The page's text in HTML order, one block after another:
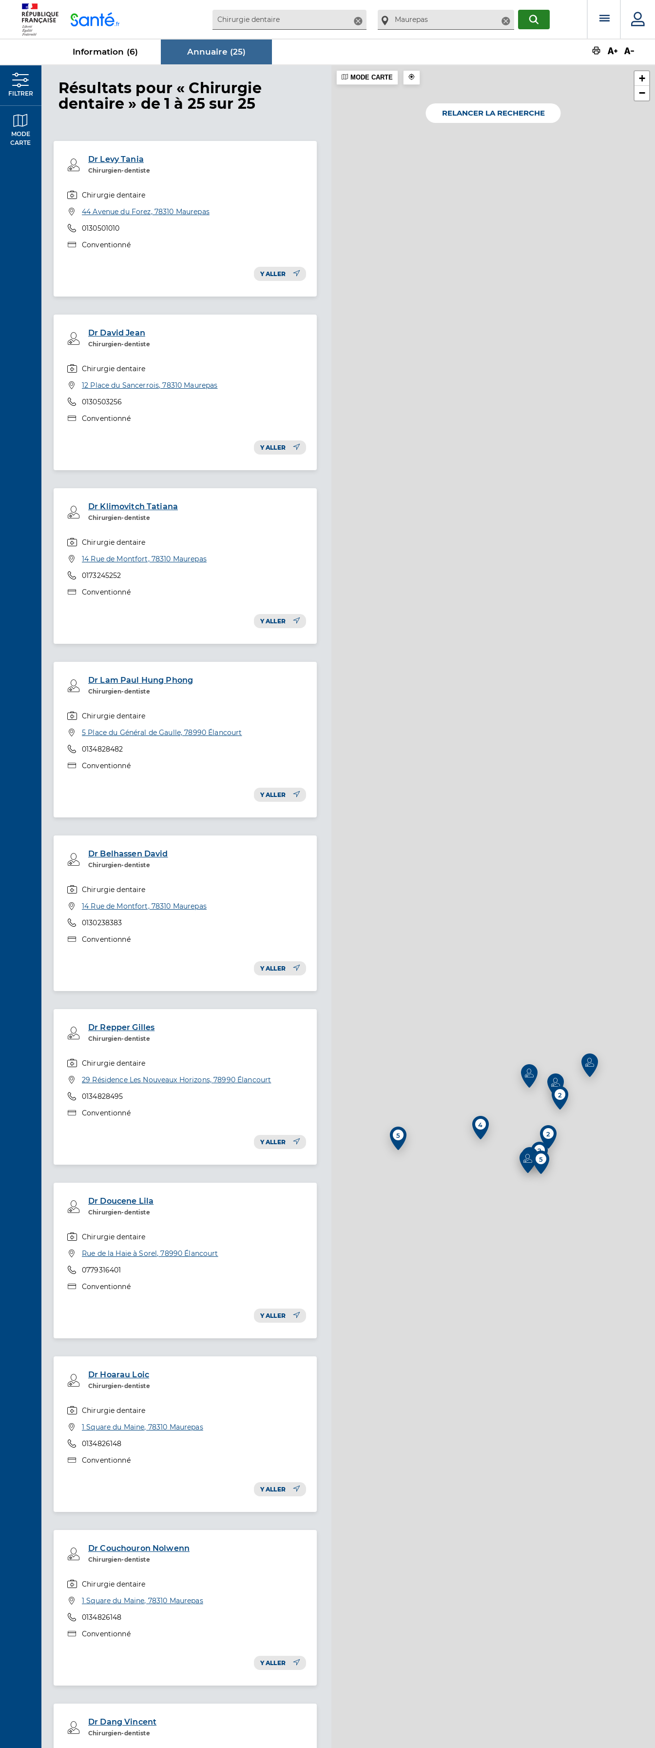
Supprimer SupprimerRECHERCHERMenu
Information (6) Annuaire (25)
FILTRER
MODE
CARTE
Résultats dans Annuaire
pour « Chirurgie
dentaire » de 1 à 25 sur 25
Dr Levy Tania
Chirurgien-dentiste
Professionel de santé
Chirurgie dentaire
Adresse
44 Avenue du Forez, 78310 Maurepas
Téléphone
0130501010
Type de convention
Conventionné
Y ALLER
Dr David Jean
Chirurgien-dentiste
Professionel de santé
Chirurgie dentaire
Adresse
12 Place du Sancerrois, 78310 Maurepas
Téléphone
0130503256
Type de convention
Conventionné
Y ALLER
Dr Klimovitch Tatiana
Chirurgien-dentiste
Professionel de santé
Chirurgie dentaire
Adresse
14 Rue de Montfort, 78310 Maurepas
Téléphone
0173245252
Type de convention
Conventionné
Y ALLER
Dr Lam Paul Hung Phong
Chirurgien-dentiste
Professionel de santé
Chirurgie dentaire
Adresse
5 Place du Général de Gaulle, 78990 Élancourt
Téléphone
0134828482
Type de convention
Conventionné
Y ALLER
Dr Belhassen David
Chirurgien-dentiste
Professionel de santé
Chirurgie dentaire
Adresse
14 Rue de Montfort, 78310 Maurepas
Téléphone
0130238383
Type de convention
Conventionné
Y ALLER
Dr Repper Gilles
Chirurgien-dentiste
Professionel de santé
Chirurgie dentaire
Adresse
29 Résidence Les Nouveaux Horizons, 78990 Élancourt
Téléphone
0134828495
Type de convention
Conventionné
Y ALLER
Dr Doucene Lila
Chirurgien-dentiste
Professionel de santé
Chirurgie dentaire
Adresse
Rue de la Haie à Sorel, 78990 Élancourt
Téléphone
0779316401
Type de convention
Conventionné
Y ALLER
Dr Hoarau Loic
Chirurgien-dentiste
Professionel de santé
Chirurgie dentaire
Adresse
1 Square du Maine, 78310 Maurepas
Téléphone
0134826148
Type de convention
Conventionné
Y ALLER
Dr Couchouron Nolwenn
Chirurgien-dentiste
Professionel de santé
Chirurgie dentaire
Adresse
1 Square du Maine, 78310 Maurepas
Téléphone
0134826148
Type de convention
Conventionné
Y ALLER
Dr Dang Vincent
Chirurgien-dentiste
Professionel de santé
5
2
5
2
4
2
+
−
MODE CARTE
RELANCER LA RECHERCHE
Panneau de gestion des cookies